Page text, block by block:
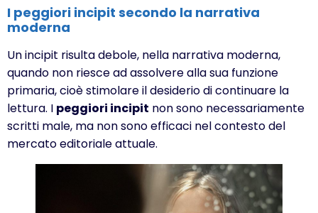
I peggiori incipit secondo la narrativa
moderna
Un incipit risulta debole, nella narrativa moderna,
quando non riesce ad assolvere alla sua funzione
primaria, cioè stimolare il desiderio di continuare la
lettura. I peggiori incipit non sono necessariamente
scritti male, ma non sono efficaci nel contesto del
mercato editoriale attuale.